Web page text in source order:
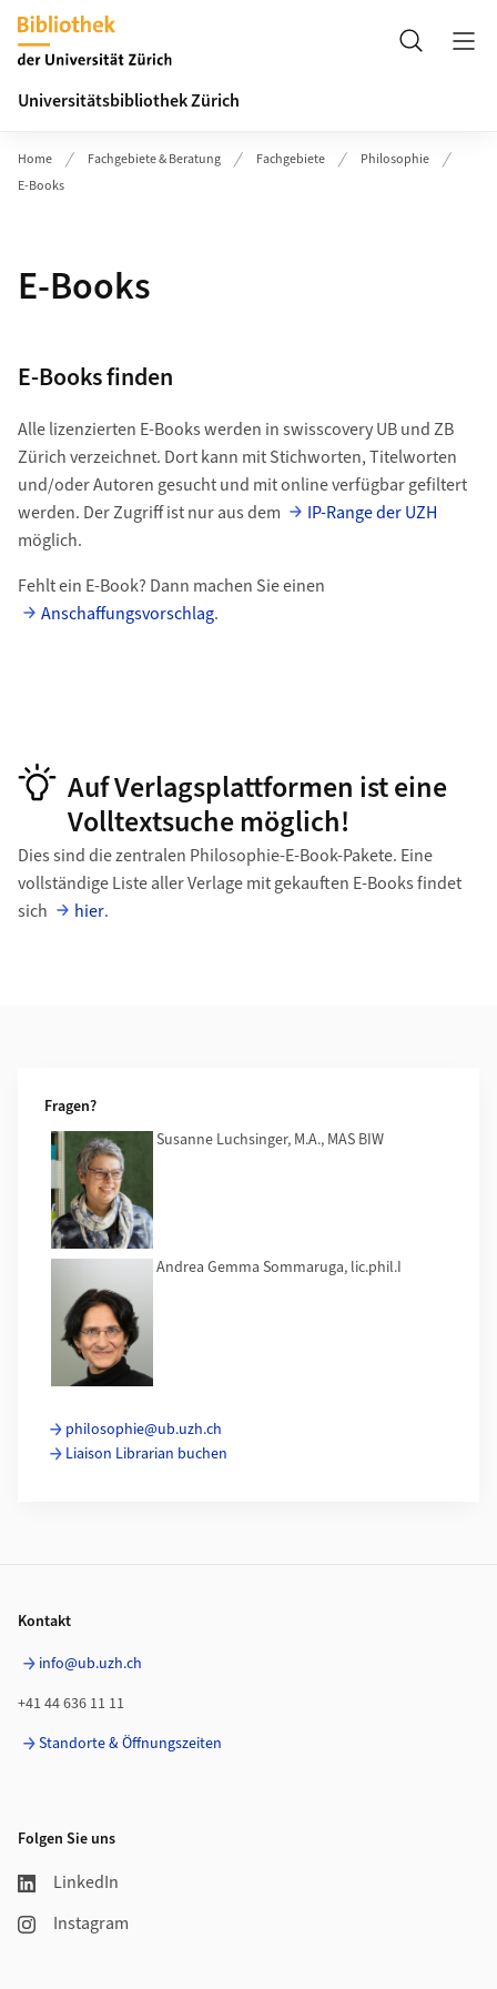
Header
Suche
Universitätsbibliothek Zürich
Home Fachgebiete & Beratung Fachgebiete
Philosophie
E-Books
E-Books
E-Books finden
Alle lizenzierten E-Books werden in swisscovery UB und ZB
Zürich verzeichnet. Dort kann mit Stichworten, Titelworten
und/oder Autoren gesucht und mit online verfügbar gefiltert
werden. Der Zugriff ist nur aus dem
IP-Range der UZH
möglich.
Fehlt ein E-Book? Dann machen Sie einen
Anschaffungsvorschlag.
Auf Verlagsplattformen ist eine
Volltextsuche möglich!
Dies sind die zentralen Philosophie-E-Book-Pakete. Eine
vollständige Liste aller Verlage mit gekauften E-Books findet
sich
hier.
Fragen?
Susanne Luchsinger, M.A., MAS BIW
Andrea Gemma Sommaruga, lic.phil.I
philosophie@ub.uzh.ch
Liaison Librarian buchen
Kontakt
info@ub.uzh.ch
+41 44 636 11 11
Standorte & Öffnungszeiten
Folgen Sie uns
LinkedIn
Instagram